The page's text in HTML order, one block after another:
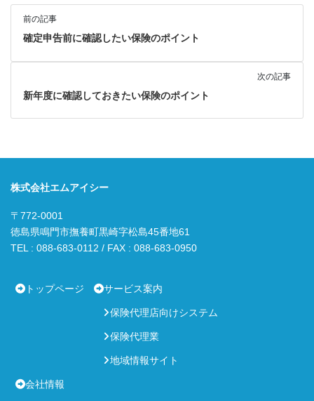
前の記事
確定申告前に確認したい保険のポイント
次の記事
新年度に確認しておきたい保険のポイント
株式会社エムアイシー
〒772-0001
徳島県鳴門市撫養町黒崎字松島45番地61
TEL : 088-683-0112 / FAX : 088-683-0950
トップページ サービス案内
保険代理店向けシステム
保険代理業
地域情報サイト
会社情報